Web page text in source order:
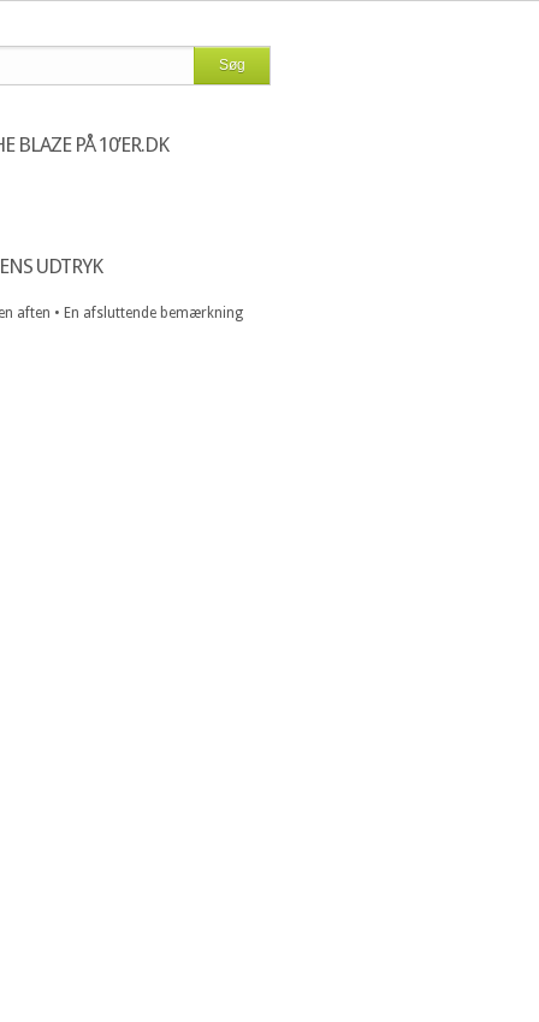
BLAZE PÅ 10’ER.DK
UDTRYK
aften • En afsluttende bemærkning